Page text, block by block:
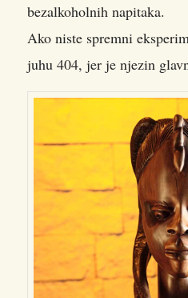
bezalkoholnih napitaka.
Ako niste spremni
juhu 404, jer je njezin